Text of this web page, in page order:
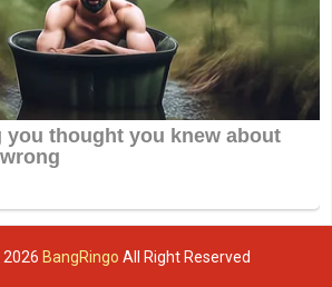
2026 BangRingo All Right Reserved